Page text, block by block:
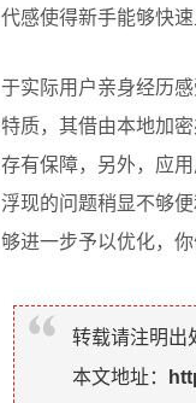
代感使得新手能够快速
于实际用户亲身经历
特质，其借由本地加
存有保障，另外，应
浮现的问题稍显不够
够进一步予以优化，
转载请注明出
本文地址：